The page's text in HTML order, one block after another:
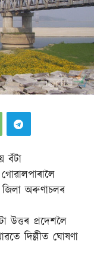
বঁটা
জিলা অৰুণাচলৰ
উত্তৰ প্ৰদেশলৈ
দিল্লীত ঘোষণা